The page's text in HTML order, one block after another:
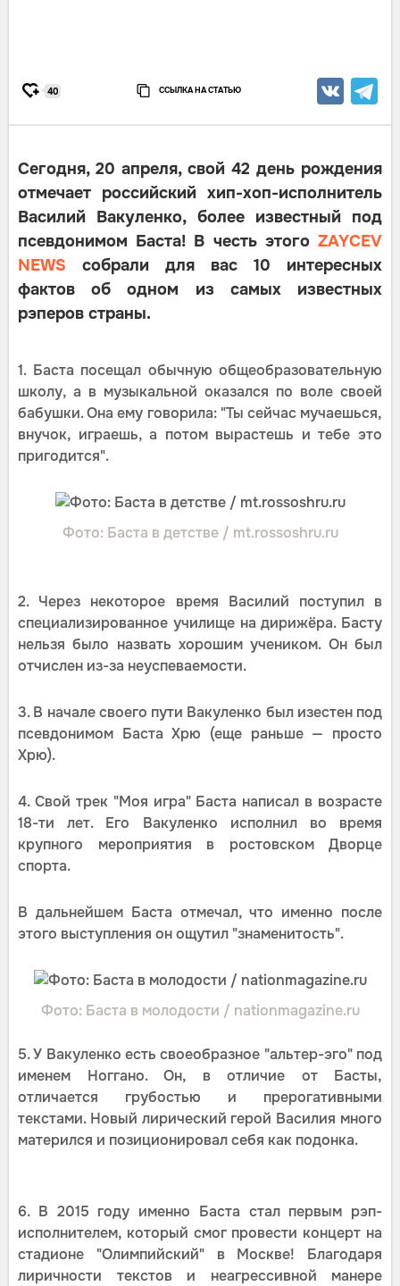
40 ССЫЛКА НА СТАТЬЮ
Сегодня, 20 апреля, свой 42 день рождения
отмечает российский хип-хоп-исполнитель
Василий Вакуленко, более известный под
псевдонимом Баста! В честь этого ZAYCEV
NEWS собрали для вас 10 интересных
фактов об одном из самых известных
рэперов страны.
1. Баста посещал обычную общеобразовательную
школу, а в музыкальной оказался по воле своей
бабушки. Она ему говорила: "Ты сейчас мучаешься,
внучок, играешь, а потом вырастешь и тебе это
пригодится".
Фото: Баста в детстве / mt.rossoshru.ru
2. Через некоторое время Василий поступил в
специализированное училище на дирижёра. Басту
нельзя было назвать хорошим учеником. Он был
отчислен из-за неуспеваемости.
3. В начале своего пути Вакуленко был изестен под
псевдонимом Баста Хрю (еще раньше — просто
Хрю).
4. Свой трек "Моя игра" Баста написал в возрасте
18-ти лет. Его Вакуленко исполнил во время
крупного мероприятия в ростовском Дворце
спорта.
В дальнейшем Баста отмечал, что именно после
этого выступления он ощутил "знаменитость".
Фото: Баста в молодости / nationmagazine.ru
5. У Вакуленко есть своеобразное "альтер-эго" под
именем Ноггано. Он, в отличие от Басты,
отличается грубостью и прерогативными
текстами. Новый лирический герой Василия много
матерился и позиционировал себя как подонка.
6. В 2015 году именно Баста стал первым рэп-
исполнителем, который смог провести концерт на
стадионе "Олимпийский" в Москве! Благодаря
лиричности текстов и неагрессивной манере